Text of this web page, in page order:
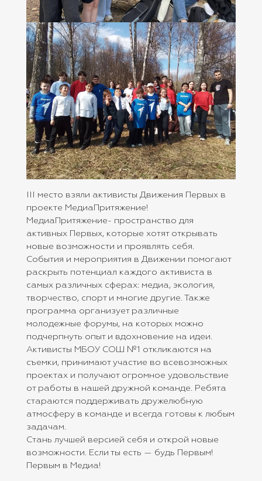
III место взяли активисты Движения Первых в
проекте МедиаПритяжение!
МедиаПритяжение- пространство для
активных Первых, которые хотят открывать
новые возможности и проявлять себя.
События и мероприятия в Движении помогают
раскрыть потенциал каждого активиста в
самых различных сферах: медиа, экология,
творчество, спорт и многие другие. Также
программа организует различные
молодежные форумы, на которых можно
подчерпнуть опыт и вдохновение на идеи.
Активисты МБОУ СОШ №1 откликаются на
съемки, принимают участие во всевозможных
проектах и получают огромное удовольствие
от работы в нашей дружной команде. Ребята
стараются поддерживать дружелюбную
атмосферу в команде и всегда готовы к любым
задачам.
Стань лучшей версией себя и открой новые
возможности. Если ты есть — будь Первым!
Первым в Медиа!